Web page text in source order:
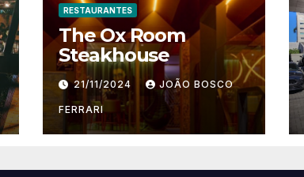
RESTAURANTES
The Ox Room
Steakhouse
21/11/2024 JOÃO BOSCO
FERRARI